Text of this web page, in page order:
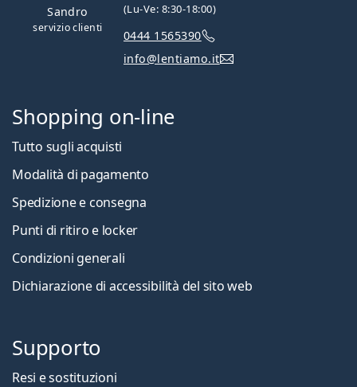
Sandro
servizio clienti
(Lu-Ve: 8:30-18:00)
0444 1565390
info@lentiamo.it
Shopping on-line
Tutto sugli acquisti
Modalità di pagamento
Spedizione e consegna
Punti di ritiro e locker
Condizioni generali
Dichiarazione di accessibilità del sito web
Supporto
Resi e sostituzioni